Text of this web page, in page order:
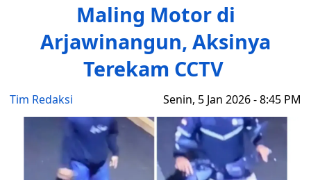
Maling Motor di
Arjawinangun, Aksinya
Terekam CCTV
Tim Redaksi Senin, 5 Jan 2026 - 8:45 PM